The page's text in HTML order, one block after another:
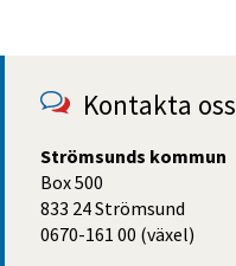
Kontakta oss
Strömsunds kommun
Box 500
833 24 Strömsund
0670-161 00 (växel)